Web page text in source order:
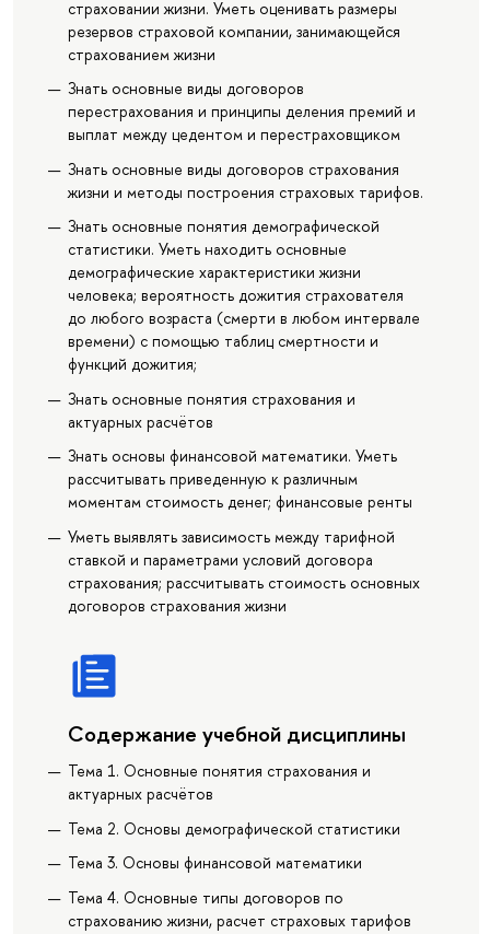
страховании жизни. Уметь оценивать размеры
резервов страховой компании, занимающейся
страхованием жизни
Знать основные виды договоров
перестрахования и принципы деления премий и
выплат между цедентом и перестраховщиком
Знать основные виды договоров страхования
жизни и методы построения страховых тарифов.
Знать основные понятия демографической
статистики. Уметь находить основные
демографические характеристики жизни
человека; вероятность дожития страхователя
до любого возраста (смерти в любом интервале
времени) с помощью таблиц смертности и
функций дожития;
Знать основные понятия страхования и
актуарных расчётов
Знать основы финансовой математики. Уметь
рассчитывать приведенную к различным
моментам стоимость денег; финансовые ренты
Уметь выявлять зависимость между тарифной
ставкой и параметрами условий договора
страхования; рассчитывать стоимость основных
договоров страхования жизни
Содержание учебной дисциплины
Тема 1. Основные понятия страхования и
актуарных расчётов
Тема 2. Основы демографической статистики
Тема 3. Основы финансовой математики
Тема 4. Основные типы договоров по
страхованию жизни, расчет страховых тарифов